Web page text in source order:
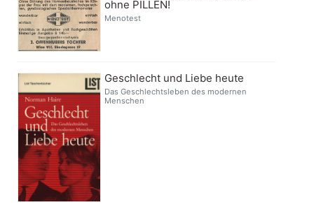
ohne PILLEN!
Menotest
Geschlecht und Liebe heute
Das Geschlechtsleben des modernen
Menschen